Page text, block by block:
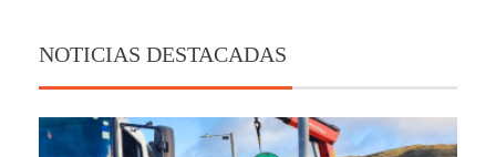
NOTICIAS DESTACADAS